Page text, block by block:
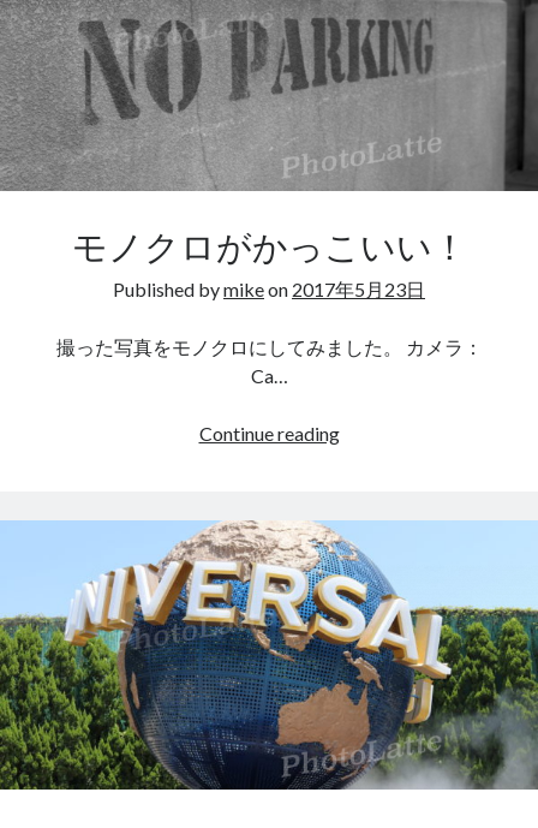
2021年7月
2021年4月
2021年3月
2021年2月
2021年1月
2020年11月
2020年10月
2020年6月
2020年2月
2018年2月
2018年1月
2017年12月
2017年11月
2017年10月
2017年9月
2017年8月
2017年7月
隊
♪
モノクロがかっこいい！
Published bymikeon 2017年5月23日
撮った写真をモノクロにしてみました。 カメラ：
Ca…
Continue readingモ
ロ
が
か
っ
こ
い
い！